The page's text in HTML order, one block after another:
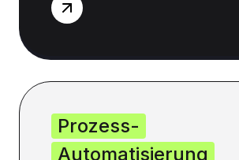
Prozess-
Automatisierung